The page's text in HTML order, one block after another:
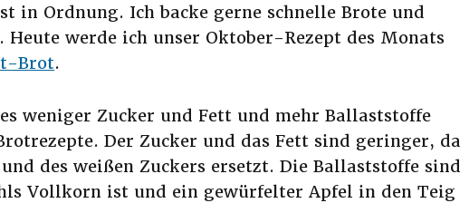
in Ordnung. Ich backe gerne schnelle Brote und
werde ich unser Oktober-Rezept des Monats
Brot.
weniger Zucker und Fett und mehr Ballaststoffe
Der Zucker und das Fett sind geringer, da
des weißen Zuckers ersetzt. Die Ballaststoffe sind
Vollkorn ist und ein gewürfelter Apfel in den Teig